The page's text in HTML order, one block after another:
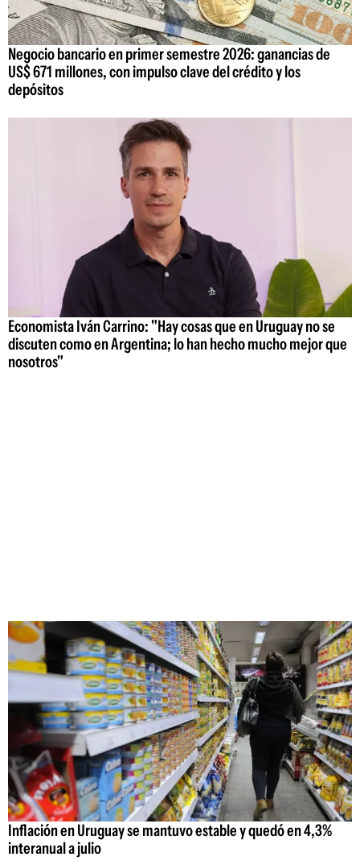
Negocio bancario en primer semestre 2026: ganancias de
US$ 671 millones, con impulso clave del crédito y los
depósitos
Economista Iván Carrino: "Hay cosas que en Uruguay no se
discuten como en Argentina; lo han hecho mucho mejor que
nosotros"
Inflación en Uruguay se mantuvo estable y quedó en 4,3%
interanual a julio